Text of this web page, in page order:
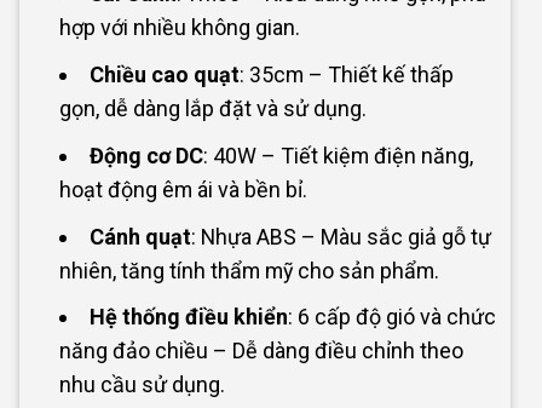
hợp với nhiều không gian.
Chiều cao quạt: 35cm – Thiết kế thấp
gọn, dễ dàng lắp đặt và sử dụng.
Động cơ DC: 40W – Tiết kiệm điện năng,
hoạt động êm ái và bền bỉ.
Cánh quạt: Nhựa ABS – Màu sắc giả gỗ tự
nhiên, tăng tính thẩm mỹ cho sản phẩm.
Hệ thống điều khiển: 6 cấp độ gió và chức
năng đảo chiều – Dễ dàng điều chỉnh theo
nhu cầu sử dụng.